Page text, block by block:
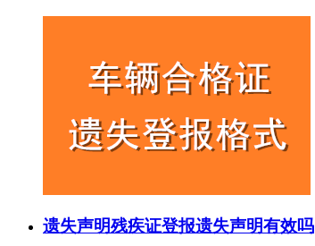
遗失声明残疾证登报遗失声明有效吗